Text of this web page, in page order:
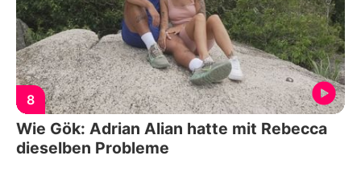
8
Wie Gök: Adrian Alian hatte mit Rebecca
dieselben Probleme